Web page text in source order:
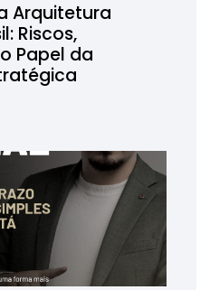
Arquitetura
Riscos,
Papel da